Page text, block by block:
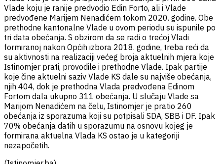
Vlade koju je ranije predvodio Edin Forto, ali i Vlade
predvođene Marijem Nenadićem tokom 2020. godine. Obe
prethodne kantonalne Vlade u ovom periodu su ispunile po
tri data obećanja. S obzirom da se radi o trećoj Vladi
formiranoj nakon Općih izbora 2018. godine, treba reći da
su aktivnosti na realizaciji većeg broja aktuelnih mjera koje
Istinomjer prati, provodile i prethodne Vlade. Ipak partije
koje čine aktuelni saziv Vlade KS dale su najviše obećanja,
njih 404, dok je prethodna Vlada predvođena Edinom
Fortom dala ukupno 311 obećanja. U slučaju Vlade sa
Marijom Nenadićem na čelu, Istinomjer je pratio 260
obećanja iz sporazuma koji su potpisali SDA, SBB i DF. Ipak
70% obećanja datih u sporazumu na osnovu kojeg je
formirana aktuelna Vlada KS ostao je u kategoriji
nezapočetih.